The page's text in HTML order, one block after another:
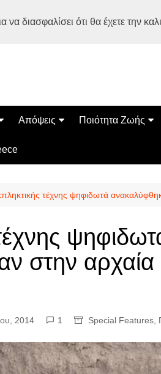
διασφαλίσει ότι θα έχετε την
Απόψεις
Αρθρογραφία
Ποιότητα Ζωής
Ασκηση
τέχνης ψηφιδωτά
στην αρχαία
2014 1 Special Features